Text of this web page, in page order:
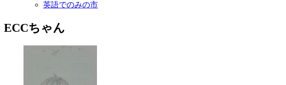
英語でのみの市
ECCちゃん